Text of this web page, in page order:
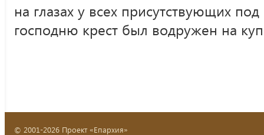
на глазах у всех присутствующих
господню крест был водружен на
© 2001-2026 Проект «Епархия»